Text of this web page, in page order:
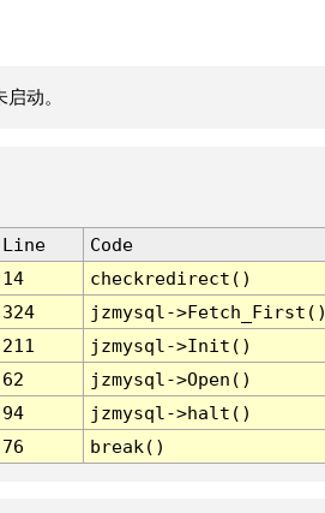
动。
Line
Code
14
checkredirect()
324
jzmysql-
211
jzmysql->Init()
62
jzmysql->Open()
94
jzmysql->halt()
76 break()